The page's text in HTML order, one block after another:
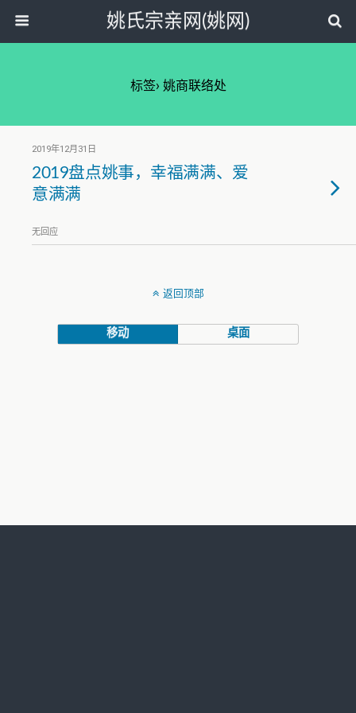
姚氏宗亲网(姚网)
标签› 姚商联络处
2019年12月31日
2019盘点姚事，幸福满满、爱
意满满
无回应
返回顶部
移动 桌面